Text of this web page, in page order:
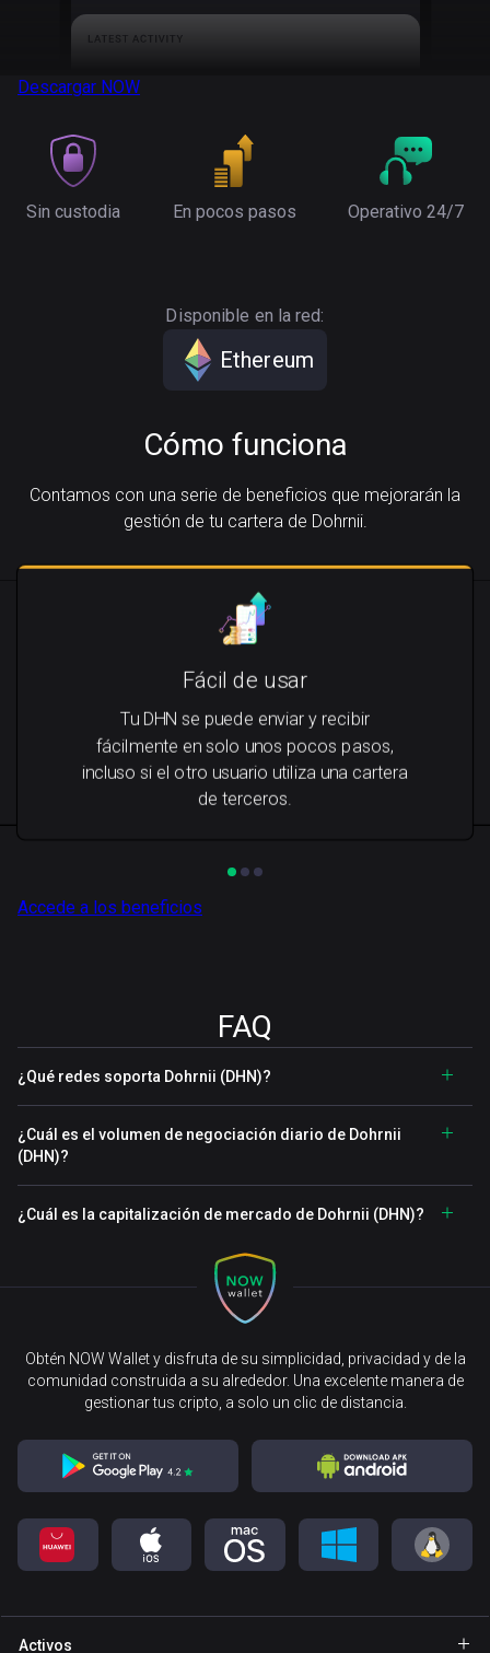
Descargar NOW
Sin custodia En pocos pasos Operativo 24/7
Disponible en la red:
Ethereum
Cómo funciona
Contamos con una serie de beneficios que mejorarán la
gestión de tu cartera de Dohrnii.
Fácil de usar
Tu DHN se puede enviar y recibir
fácilmente en solo unos pocos pasos,
incluso si el otro usuario utiliza una cartera
de terceros.
Accede a los beneficios
FAQ
¿Qué redes soporta Dohrnii (DHN)?
¿Cuál es el volumen de negociación diario de Dohrnii
(DHN)?
¿Cuál es la capitalización de mercado de Dohrnii (DHN)?
Obtén NOW Wallet y disfruta de su simplicidad, privacidad y de la
comunidad construida a su alrededor. Una excelente manera de
gestionar tus cripto, a solo un clic de distancia.
Activos